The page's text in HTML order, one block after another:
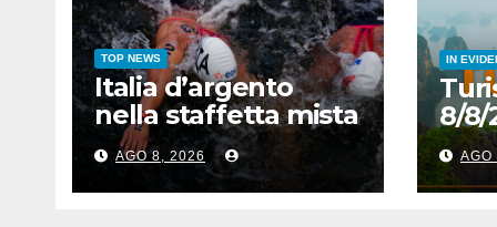
TOP NEWS
Italia d’argento
nella staffetta mista
agli Europei di
nuoto di fondo
AGO 8, 2026
IN
8/8/